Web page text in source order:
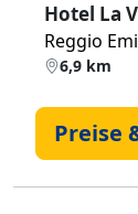
Hotel La
Reggio
6,9 km
Preise